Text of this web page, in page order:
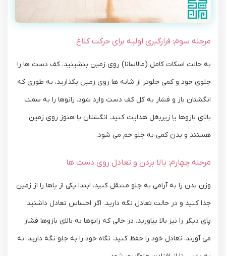
مرحله سوم: قرارگیری اولیه برای حرکت کلاغ
به حالت اسکات کامل (مالاسانا) روی زمین بنشینید. کف دست ‌ها را
جلوی خود و کمی جلوتر از شانه ‌ها روی زمین بگذارید، به ‌طوری ‌که
انگشتان باز و فشار به کل کف دست وارد شود. زانوها را به سمت
بالای بازوها یا زیربغل هدایت کنید. انگشتان پا هنوز روی زمین
هستند و بدن کمی به جلو خم می ‌شود.
مرحله چهارم: بالا بردن و تعادل روی دست ها
وزن بدن را به آرامی به جلو منتقل کنید. ابتدا یکی از پاها را از زمین
جدا کنید و در حالت تعادل نگه دارید. اگر احساس تعادل داشتید،
پای دیگر را نیز بالا بیاورید. در حالی که زانوها به بالای بازوها فشار
می ‌آورند، تعادل خود را حفظ کنید. نگاه خود را به جلو نگه دارید، نه